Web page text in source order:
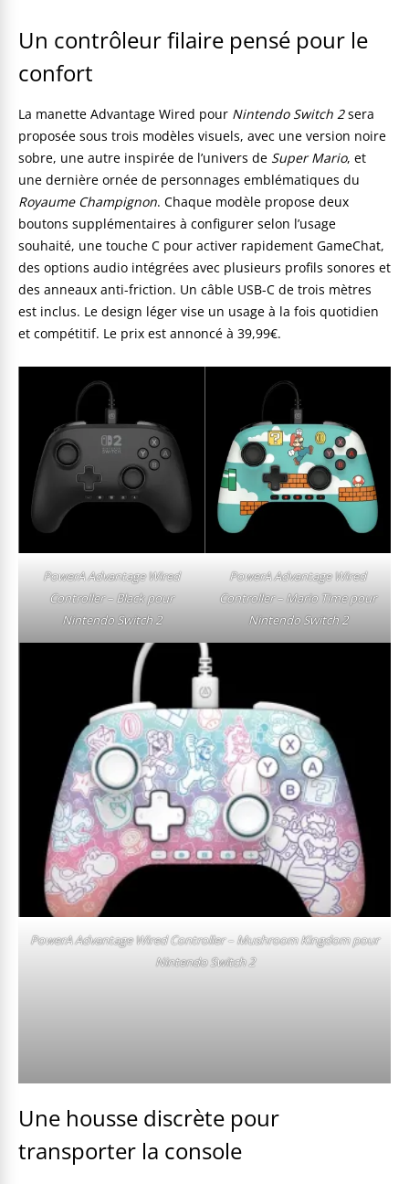
Un contrôleur filaire pensé pour le
confort
La manette Advantage Wired pour Nintendo Switch 2sera
proposée sous trois modèles visuels, avec une version noire
sobre, une autre inspirée de l’univers de Super Mario, et
une dernière ornée de personnages emblématiques du
Royaume Champignon. Chaque modèle propose deux
boutons supplémentaires à configurer selon l’usage
souhaité, une touche C pour activer rapidement GameChat,
des options audio intégrées avec plusieurs profils sonores et
des anneaux anti-friction. Un câble USB-C de trois mètres
est inclus. Le design léger vise un usage à la fois quotidien
et compétitif. Le prix est annoncé à 39,99€.
PowerA Advantage Wired
Controller – Black pour
Nintendo Switch 2
PowerA Advantage Wired
Controller – Mario Time pour
Nintendo Switch 2
PowerA Advantage Wired Controller – Mushroom Kingdom pour
Nintendo Switch 2
Une housse discrète pour
transporter la console